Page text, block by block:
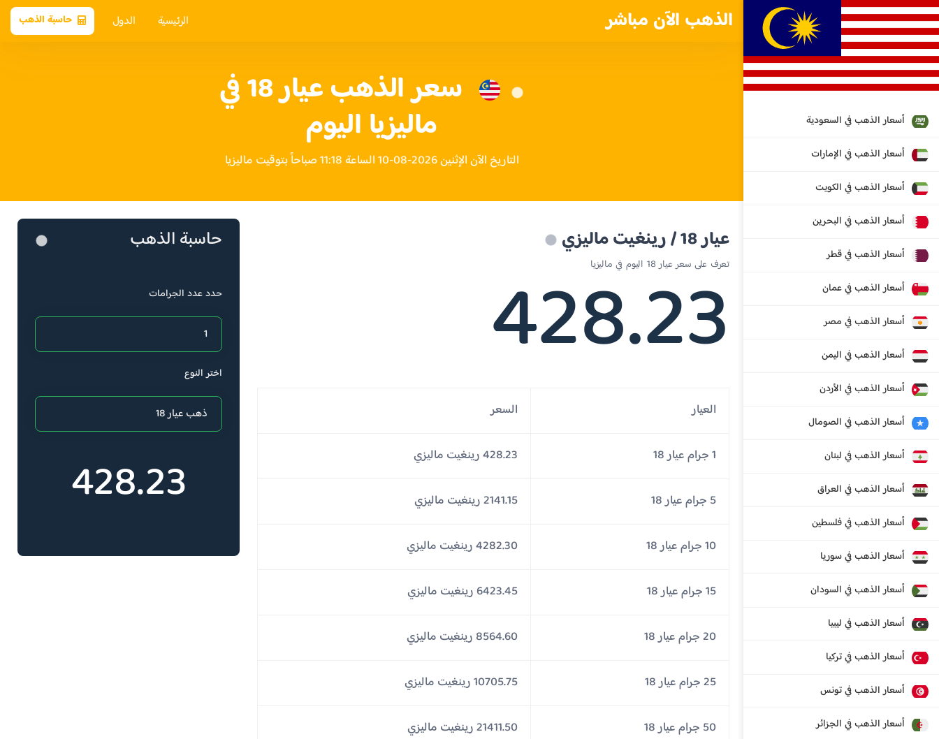
الذهب الآن مباشر الرئيسية الدول حاسبة الذهب
أسعار الذهب في السعودية
أسعار الذهب في الإمارات
أسعار الذهب في الكويت
أسعار الذهب في البحرين
أسعار الذهب في قطر
أسعار الذهب في عمان
أسعار الذهب في مصر
أسعار الذهب في اليمن
أسعار الذهب في الأردن
أسعار الذهب في الصومال
أسعار الذهب في لبنان
أسعار الذهب في العراق
أسعار الذهب في فلسطين
أسعار الذهب في سوريا
أسعار الذهب في السودان
أسعار الذهب في ليبيا
أسعار الذهب في تركيا
أسعار الذهب في تونس
أسعار الذهب في الجزائر
سعر الذهب عيار 18 في
ماليزيا اليوم
التاريخ الآن الإثنين 2026-08-10 الساعة 11:18 صباحاً بتوقيت ماليزيا
عيار 18 / رينغيت ماليزي
تعرف على سعر عيار 18 اليوم في ماليزيا
428.23
العيار السعر
1 جرام عيار 18 428.23 رينغيت ماليزي
5 جرام عيار 18 2141.15 رينغيت ماليزي
10 جرام عيار 18 4282.30 رينغيت ماليزي
15 جرام عيار 18 6423.45 رينغيت ماليزي
20 جرام عيار 18 8564.60 رينغيت ماليزي
25 جرام عيار 18 10705.75 رينغيت ماليزي
50 جرام عيار 18 21411.50 رينغيت ماليزي
حاسبة الذهب
حدد عدد الجرامات
اختر النوع
428.23